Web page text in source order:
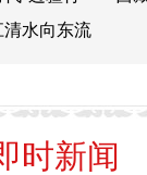
清水向东流
时新闻
污水
黄金协会：2023
千吨警顶着严寒巡边